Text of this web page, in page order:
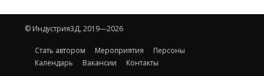
© Индустрия3Д, 2019—2026
Стать автором Мероприятия
Персоны
Календарь
Вакансии Контакты